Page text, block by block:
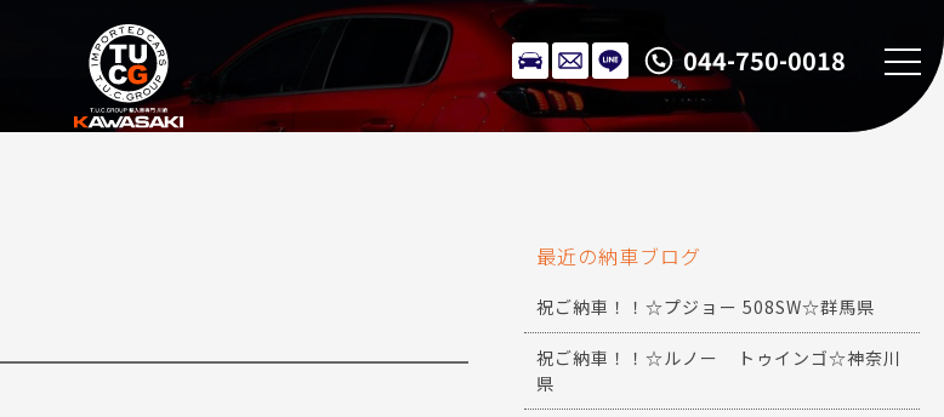
044-750-0018
最近の納車ブログ
祝ご納車！！☆プジョー 508SW☆群馬県
祝ご納車！！☆ルノー トゥインゴ☆神奈川
県